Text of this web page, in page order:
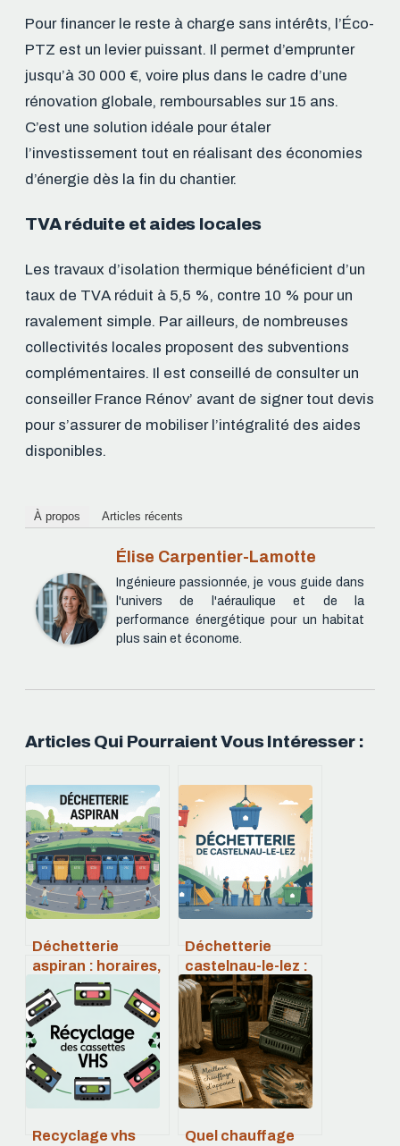
Pour financer le reste à charge sans intérêts, l’Éco-
PTZ est un levier puissant. Il permet d’emprunter
jusqu’à 30 000 €, voire plus dans le cadre d’une
rénovation globale, remboursables sur 15 ans.
C’est une solution idéale pour étaler
l’investissement tout en réalisant des économies
d’énergie dès la fin du chantier.
TVA réduite et aides locales
Les travaux d’isolation thermique bénéficient d’un
taux de TVA réduit à 5,5 %, contre 10 % pour un
ravalement simple. Par ailleurs, de nombreuses
collectivités locales proposent des subventions
complémentaires. Il est conseillé de consulter un
conseiller France Rénov’ avant de signer tout devis
pour s’assurer de mobiliser l’intégralité des aides
disponibles.
À propos Articles récents
Élise Carpentier-Lamotte
Ingénieure passionnée, je vous guide dans
l'univers de l'aéraulique et de la
performance énergétique pour un habitat
plus sain et économe.
Articles Qui Pourraient Vous Intéresser :
Déchetterie
aspiran : horaires,
accès, consignes
et infos pratiques
Déchetterie
castelnau-le-lez :
horaires, accès,
tarifs et
alternatives
Recyclage vhs
Quel chauffage